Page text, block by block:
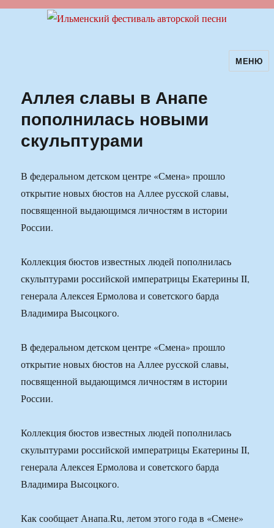
Ильменский фестиваль авторскойМЕНЮ
Аллея славы в Анапе
пополнилась новыми
скульптурами
В федеральном детском центре «Смена» прошло
открытие новых бюстов на Аллее русской славы,
посвященной выдающимся личностям в истории
России.
Коллекция бюстов известных людей пополнилась
скульптурами российской императрицы Екатерины II,
генерала Алексея Ермолова и советского барда
Владимира Высоцкого.
В федеральном детском центре «Смена» прошло
открытие новых бюстов на Аллее русской славы,
посвященной выдающимся личностям в истории
России.
Коллекция бюстов известных людей пополнилась
скульптурами российской императрицы Екатерины II,
генерала Алексея Ермолова и советского барда
Владимира Высоцкого.
Как сообщает Анапа.Ru, летом этого года в «Смене»